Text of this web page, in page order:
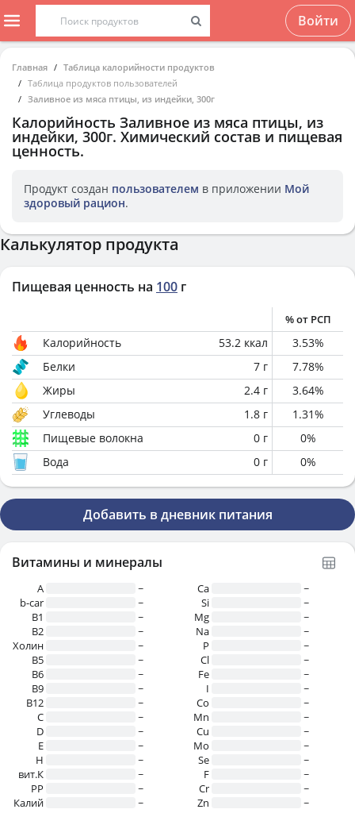
Войти
Главная
Таблица калорийности продуктов
Таблица продуктов пользователей
Заливное из мяса птицы, из индейки, 300г
Калорийность Заливное из мяса птицы, из
индейки, 300г. Химический состав и пищевая
ценность.
Продукт создан пользователем в приложении Мой
здоровый рацион.
Калькулятор продукта
Пищевая ценность на 100 г
% от РСП
Калорийность 53.2 ккал 3.53%
Белки
7 г 7.78%
Жиры
2.4 г 3.64%
Углеводы
1.8 г 1.31%
Пищевые волокна
0 г 0%
Вода
0 г 0%
Добавить в дневник питания
Витамины и минералы
A
~
b-car
~
В1
~
B2
~
Холин
~
B5
~
B6
~
B9
~
B12
~
C
~
D
~
E
~
H
~
вит.К
~
PP
~
Калий
~
Ca
~
Si
~
Mg
~
Na
~
P
~
Cl
~
Fe
~
I
~
Co
~
Mn
~
Cu
~
Mo
~
Se
~
F
~
Cr
~
Zn
~